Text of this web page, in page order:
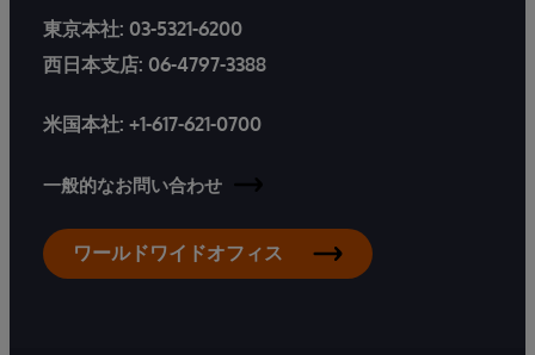
東京本社: 03-5321-6200
西日本支店: 06-4797-3388
米国本社: +1-617-621-0700
一般的なお問い合わせ
ワールドワイドオフィス